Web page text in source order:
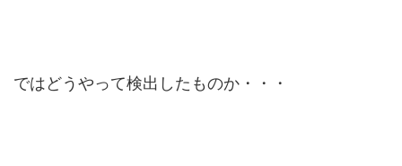
ではどうやって検出したものか・・・